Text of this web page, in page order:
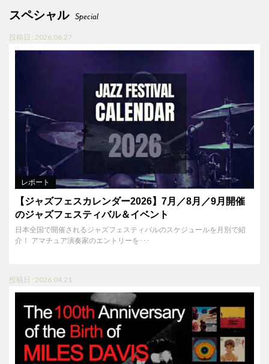
スペシャル Special
投稿日 : 2026.06.27
レポート
【ジャズフェスカレンダー2026】7月／8月／9月開催
のジャズフェスティバル＆イベント
日本全国で開催されるジャズフェスティバルのスケジュールを月別で紹
介！ アマチュア演奏家のエントリーを･･･
投稿日 : 2026.04.21